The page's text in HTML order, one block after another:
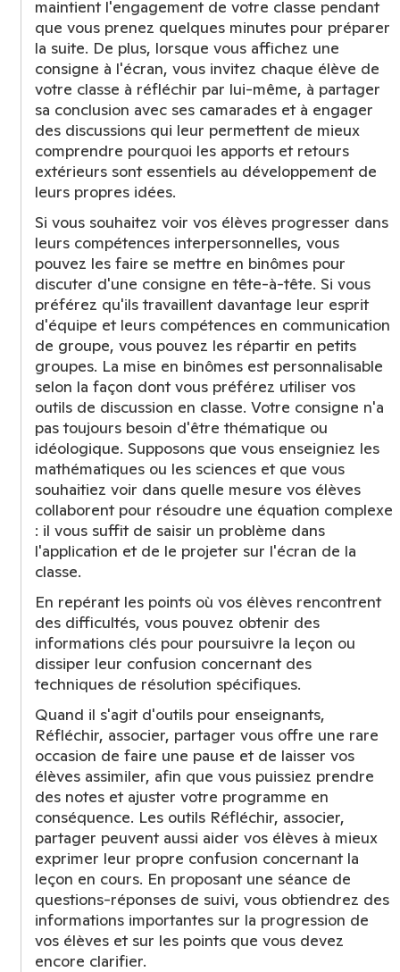
maintient l'engagement de votre classe pendant
que vous prenez quelques minutes pour préparer
la suite. De plus, lorsque vous affichez une
consigne à l'écran, vous invitez chaque élève de
votre classe à réfléchir par lui-même, à partager
sa conclusion avec ses camarades et à engager
des discussions qui leur permettent de mieux
comprendre pourquoi les apports et retours
extérieurs sont essentiels au développement de
leurs propres idées.
Si vous souhaitez voir vos élèves progresser dans
leurs compétences interpersonnelles, vous
pouvez les faire se mettre en binômes pour
discuter d'une consigne en tête-à-tête. Si vous
préférez qu'ils travaillent davantage leur esprit
d'équipe et leurs compétences en communication
de groupe, vous pouvez les répartir en petits
groupes. La mise en binômes est personnalisable
selon la façon dont vous préférez utiliser vos
outils de discussion en classe. Votre consigne n'a
pas toujours besoin d'être thématique ou
idéologique. Supposons que vous enseigniez les
mathématiques ou les sciences et que vous
souhaitiez voir dans quelle mesure vos élèves
collaborent pour résoudre une équation complexe
: il vous suffit de saisir un problème dans
l'application et de le projeter sur l'écran de la
classe.
En repérant les points où vos élèves rencontrent
des difficultés, vous pouvez obtenir des
informations clés pour poursuivre la leçon ou
dissiper leur confusion concernant des
techniques de résolution spécifiques.
Quand il s'agit d'outils pour enseignants,
Réfléchir, associer, partager vous offre une rare
occasion de faire une pause et de laisser vos
élèves assimiler, afin que vous puissiez prendre
des notes et ajuster votre programme en
conséquence. Les outils Réfléchir, associer,
partager peuvent aussi aider vos élèves à mieux
exprimer leur propre confusion concernant la
leçon en cours. En proposant une séance de
questions-réponses de suivi, vous obtiendrez des
informations importantes sur la progression de
vos élèves et sur les points que vous devez
encore clarifier.